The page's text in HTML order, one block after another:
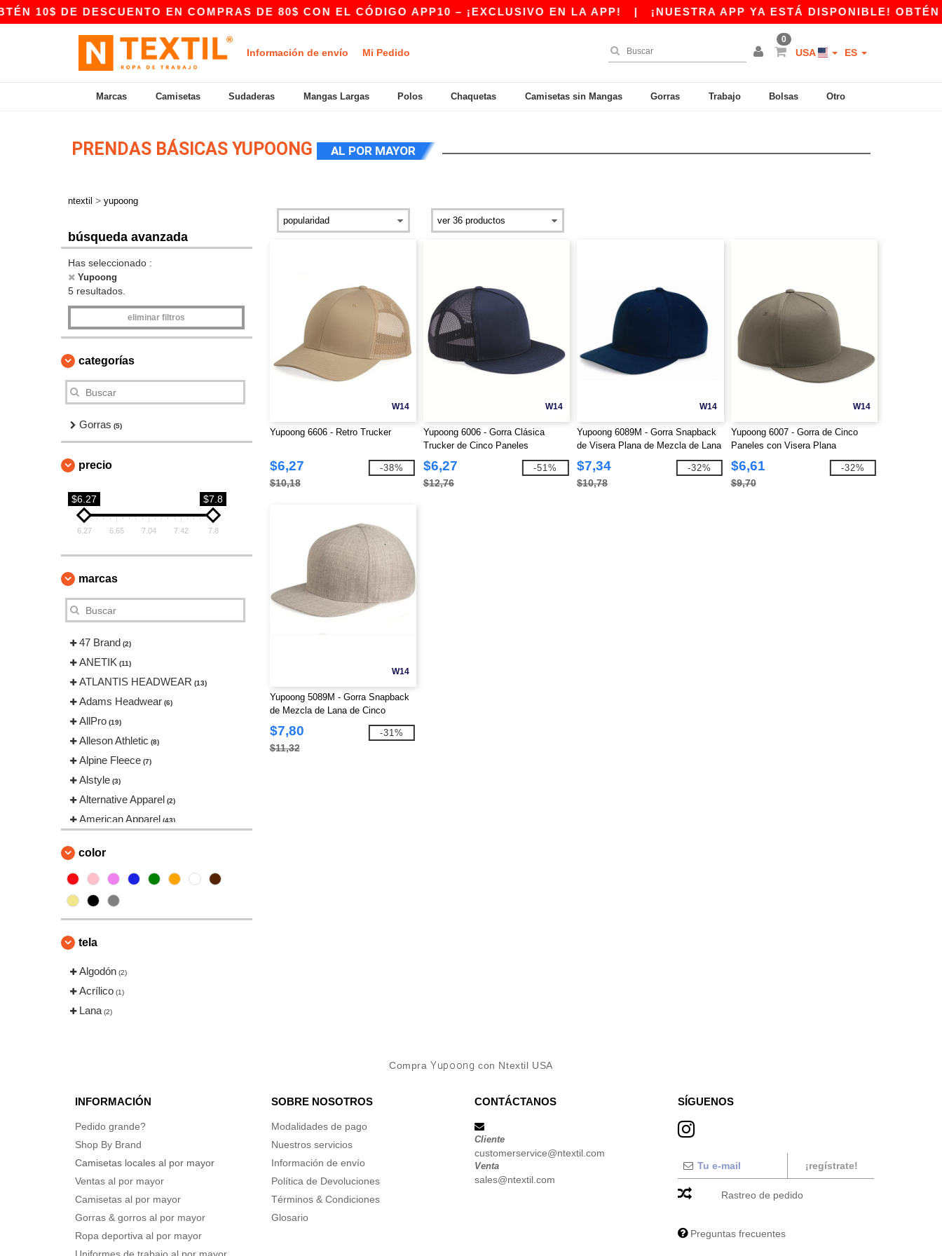
10$ DE DESCUENTO EN COMPRAS DE 80$ CON EL CÓDIGO APP10 – ¡EXCLUSIVO EN LA APP!| ¡NUESTRA APP YA ESTÁ DISPONIBLE! OBTÉN
Información de envío Mi Pedido
0
USA ES
Marcas Camisetas Sudaderas Mangas Largas Polos Chaquetas Camisetas sin Mangas Gorras Trabajo Bolsas Otro
PRENDAS BÁSICAS YUPOONG AL POR MAYOR
ntextil > yupoong
búsqueda avanzada
Has seleccionado :
Yupoong
5 resultados.
eliminar filtros
categorías
Gorras (5)
precio
$6.27 $7.8
6.27 6.65 7.04 7.42 7.8
marcas
47 Brand (2)
ANETIK (11)
ATLANTIS HEADWEAR (13)
Adams Headwear (6)
AllPro (19)
Alleson Athletic (8)
Alpine Fleece (7)
Alstyle (3)
Alternative Apparel (2)
American Apparel (43)
Artisan Collection by Reprime
Augusta Sportswear (54)
Authentic Headwear
Badger (32)
Bayside
Berne (5)
Big Accessories
Boxercraft
Carolina Sewn
Classic Caps
Code Five
Colortone
Comfort Colors (17)
ComfortWash by Hanes (12)
color
tela
Algodón (2)
Acrílico (1)
Lana (2)
W14
Yupoong 6606 - Retro Trucker
$6,27
$10,18
-38%
W14
Yupoong 6006 - Gorra Clásica
Trucker de Cinco Paneles
$6,27
$12,76
-51%
W14
Yupoong 6089M - Gorra Snapback
de Visera Plana de Mezcla de Lana
$7,34
$10,78
-32%
W14
Yupoong 6007 - Gorra de Cinco
Paneles con Visera Plana
$6,61
$9,70
-32%
W14
Yupoong 5089M - Gorra Snapback
de Mezcla de Lana de Cinco
Paneles
$7,80
$11,32
-31%
CompraYupoong con Ntextil USA
INFORMACIÓN
Pedido grande?
Shop By Brand
Camisetas locales al por mayor
Ventas al por mayor
Camisetas al por mayor
Gorras & gorros al por mayor
Ropa deportiva al por mayor
SOBRE NOSOTROS
Modalidades de pago
Nuestros servicios
Información de envío
Política de Devoluciones
Términos & Condiciones
Glosario
CONTÁCTANOS
Cliente
customerservice@ntextil.com
Venta
sales@ntextil.com
SÍGUENOS
¡regístrate!
Rastreo de pedido
Preguntas frecuentes